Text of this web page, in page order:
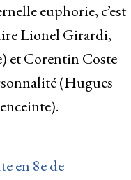
euphorie, c’est
Lionel Girardi,
et Corentin Coste
(Hugues
en 8e de